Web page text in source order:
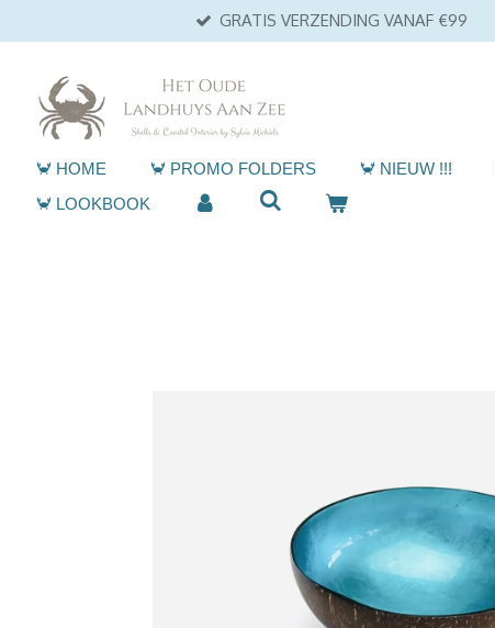
direct
hoofdinhoud
GRATIS VERZENDING VANAF €99
🦀 HOME 🦀 PROMO FOLDERS 🦀 NIEUW !!!
🦀 LOOKBOOK